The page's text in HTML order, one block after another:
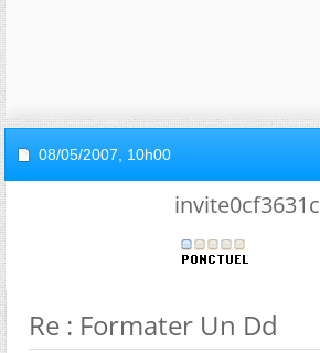
08/05/2007, 10h00
invite0cf3631c
Re : Formater Un Dd